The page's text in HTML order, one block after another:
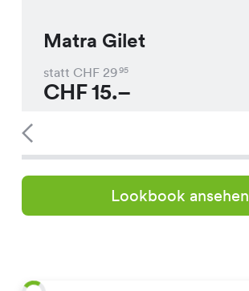
Matra Gilet
statt CHF 2995
CHF15.–
Lookbook ansehen